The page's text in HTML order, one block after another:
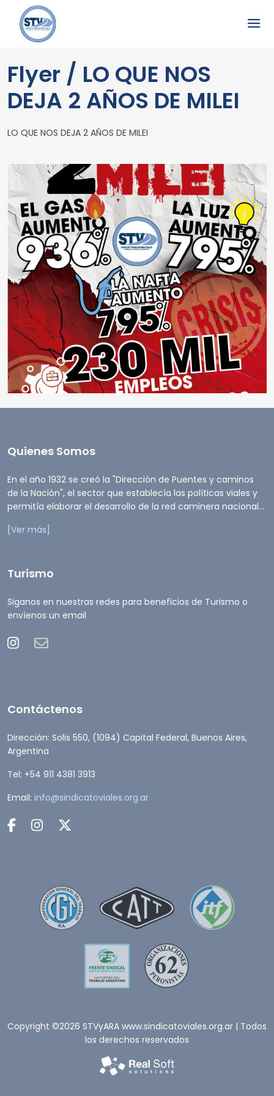
Flyer / LO QUE NOS
DEJA 2 AÑOS DE MILEI
LO QUE NOS DEJA 2 AÑOS DE MILEI
Quienes Somos
En el año 1932 se creó la "Dirección de Puentes y caminos
de la Nación", el sector que establecía las políticas viales y
permitía elaborar el desarrollo de la red caminera nacional...
[Ver más]
Turismo
Siganos en nuestras redes para beneficios de Turismo o
envíenos un email
Contáctenos
Dirección: Solis 550, (1094) Capital Federal, Buenos Aires,
Argentina
Tel: +54 911 4381 3913
Email: info@sindicatoviales.org.ar
Copyright ©2026 STVyARA www.sindicatoviales.org.ar | Todos
los derechos reservados